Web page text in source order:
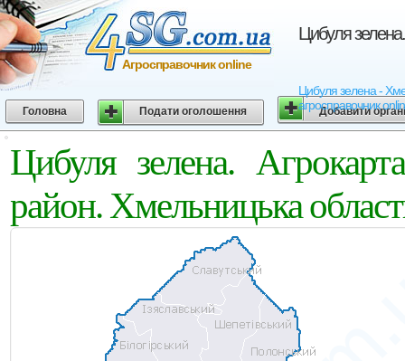
Цибуля
Цибуля зелена -
агросправочник
Агросправочник online
Головна Подати оголошення Добавити
Цибуля зелена.
район. Хмельницька